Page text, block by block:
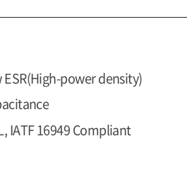
ESR(High-power density)
IATF 16949 Compliant